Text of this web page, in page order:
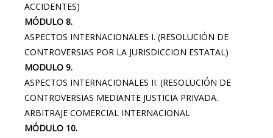
ACCIDENTES)
MÓDULO 8.
ASPECTOS INTERNACIONALES I. (RESOLUCIÓN DE
CONTROVERSIAS POR LA JURISDICCION ESTATAL)
MODULO 9.
ASPECTOS INTERNACIONALES II. (RESOLUCIÓN DE
CONTROVERSIAS MEDIANTE JUSTICIA PRIVADA.
ARBITRAJE COMERCIAL INTERNACIONAL
MÓDULO 10.